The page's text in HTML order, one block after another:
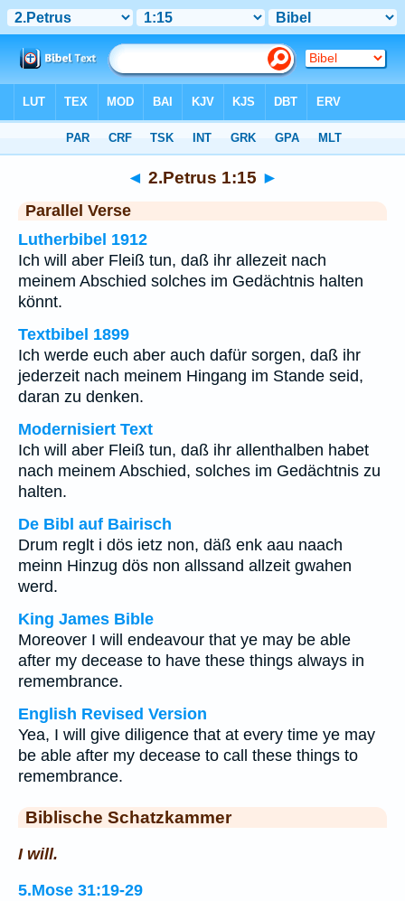
◄ 2.Petrus 1:15 ►
Parallel Verse
Lutherbibel 1912
Ich will aber Fleiß tun, daß ihr allezeit nach
meinem Abschied solches im Gedächtnis halten
könnt.
Textbibel 1899
Ich werde euch aber auch dafür sorgen, daß ihr
jederzeit nach meinem Hingang im Stande seid,
daran zu denken.
Modernisiert Text
Ich will aber Fleiß tun, daß ihr allenthalben habet
nach meinem Abschied, solches im Gedächtnis zu
halten.
De Bibl auf Bairisch
Drum reglt i dös ietz non, däß enk aau naach
meinn Hinzug dös non allssand allzeit gwahen
werd.
King James Bible
Moreover I will endeavour that ye may be able
after my decease to have these things always in
remembrance.
English Revised Version
Yea, I will give diligence that at every time ye may
be able after my decease to call these things to
remembrance.
Biblische Schatzkammer
I will.
5.Mose 31:19-29